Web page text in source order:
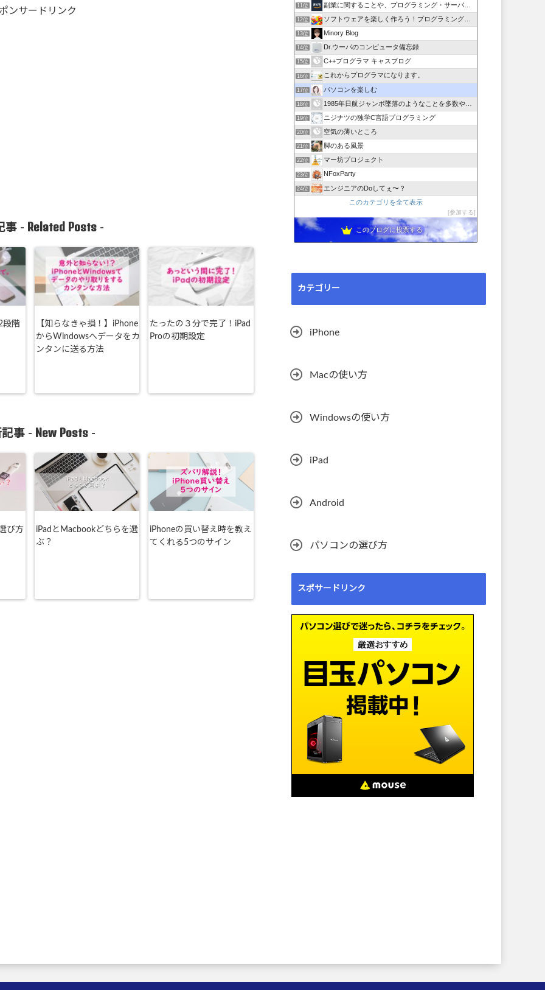
ンサードリンク
事 - Related Posts-
段階
【知らなきゃ損！】iPhone
からWindowsへデータをカ
ンタンに送る方法
たったの３分で完了！iPad
Proの初期設定
事 - New Posts -
び方
iPadとMacbookどちらを選
ぶ？
iPhoneの買い替え時を教え
てくれる5つのサイン
11位 副業に関することや、プログラミング・サーバー関係
12位 ソフトウェアを楽しく作ろう！プログラミング言語【C#】を学ぶ
13位 Minory Blog
14位 Dr.ウーパのコンピュータ備忘録
15位 C++プログラマ キャスブログ
16位 これからプログラマになります。
17位 パソコンを楽しむ
18位 1985年日航ジャンボ墜落のようなことを多数やらせるのは誰か
19位 ニジナツの独学C言語プログラミング
20位 空気の薄いところ
21位 脚のある風景
22位 マー坊プロジェクト
23位 NFoxParty
24位
エンジニアのDoしてぇ〜？
このカテゴリを全て表示
参加する
このブログに投票する
カテゴリー
iPhone
Macの使い方
Windowsの使い方
iPad
Android
パソコンの選び方
スポサードリンク